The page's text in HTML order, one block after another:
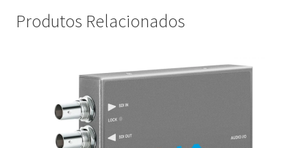
Produtos Relacionados